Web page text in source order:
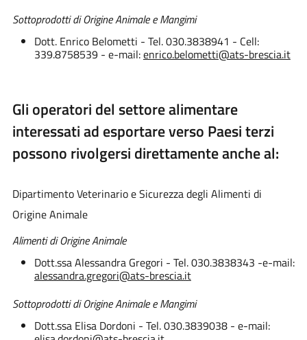
Sottoprodotti di Origine Animale e Mangimi
Dott. Enrico Belometti - Tel. 030.3838941 - Cell:
339.8758539 - e-mail:enrico.belometti@ats-brescia.it
Gli operatori del settore alimentare
interessati ad esportare verso Paesi terzi
possono rivolgersi direttamente anche al:
Dipartimento Veterinario e Sicurezza degli Alimenti di
Origine Animale
Alimenti di Origine Animale
Dott.ssa Alessandra Gregori - Tel. 030.3838343 -e-mail:
alessandra.gregori@ats-brescia.it
Sottoprodotti di Origine Animale e Mangimi
Dott.ssa Elisa Dordoni - Tel. 030.3839038 - e-mail: